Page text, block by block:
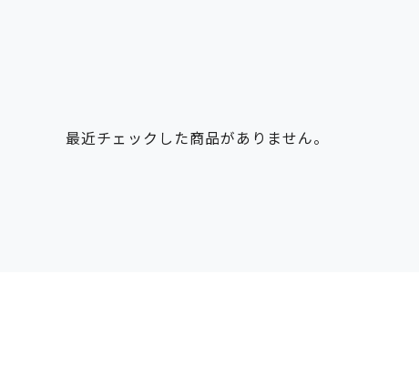
最近チェックした商品がありません。